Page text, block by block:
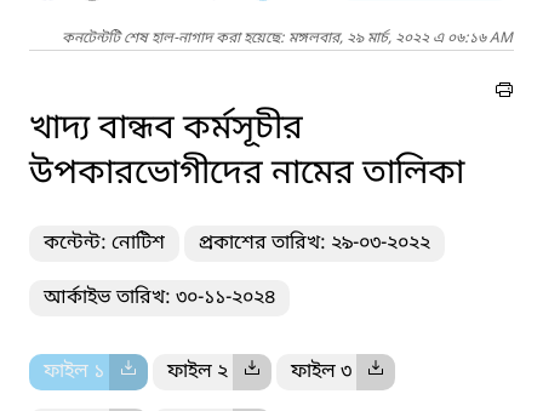
কনটেন্টটি শেষ হাল-নাগাদ করা হয়েছে: মঙ্গলবার, ২৯ মার্চ, ২০২২ এ ০৬:১৬ AM
খাদ্য বান্ধব কর্মসূচীর
উপকারভোগীদের নামের তালিকা
কন্টেন্ট: নোটিশ প্রকাশের তারিখ: ২৯-০৩-২০২২
আর্কাইভ তারিখ: ৩০-১১-২০২৪
ফাইল ১ ফাইল ২ ফাইল ৩